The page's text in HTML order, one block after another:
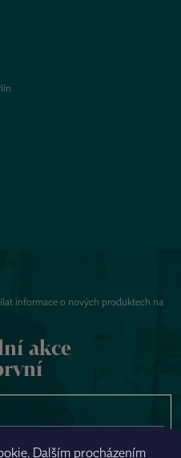
Dalším procházením
informace o nových produktech na
akce